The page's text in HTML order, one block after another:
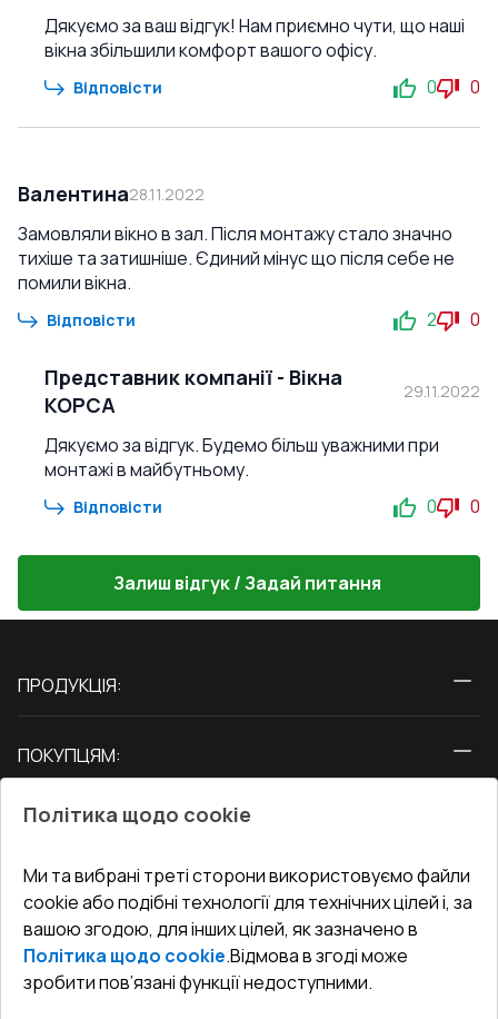
Дякуємо за ваш відгук! Нам приємно чути, що наші
вікна збільшили комфорт вашого офісу.
Відповісти 0 0
Валентина28.11.2022
Замовляли вікно в зал. Після монтажу стало значно
тихіше та затишніше. Єдиний мінус що після себе не
помили вікна.
Відповісти 2 0
Представник компанії - Вікна
КОРСА
29.11.2022
Дякуємо за відгук. Будемо більш уважними при
монтажі в майбутньому.
Відповісти 0 0
Залиш відгук / Задай питання
ПРОДУКЦІЯ:
Двері
ПОКУПЦЯМ:
Блог
Адреса гіпермаркета
Як правильно заміряти вікна
СЕРВІС ТА ОБЛУГОВУВАННЯ:
Доставка і Оплата
Гарантія та Сервіс
Повернення товару
Договір публічної оферти
КОНТАКТИ
Офіс:Україна, м. Вінниця, вул. Келецька 60 кв. 61
undefined(undefined)
Політика щодо cookie
Ми та вибрані треті сторони використовуємо файли
cookie або подібні технології для технічних цілей і, за
вашою згодою, для інших цілей, як зазначено в
Політика щодо cookie.Відмова в згоді може
зробити пов’язані функції недоступними.